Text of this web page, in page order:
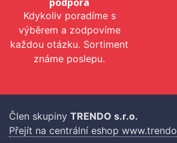
podpora
Kdykoliv poradíme s
výběrem a zodpovíme
každou otázku. Sortiment
známe poslepu.
Člen skupiny TRENDO s.r.o.
Přejít na centrální eshop